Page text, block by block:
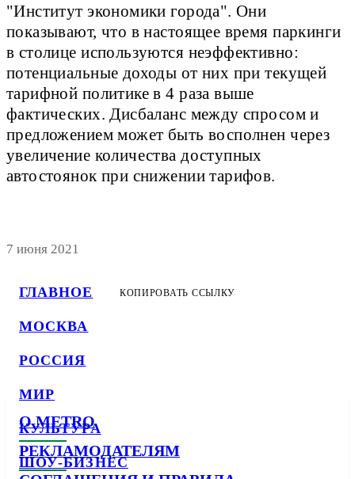
ГЛАВНОЕ
МОСКВА
РОССИЯ
МИР
КУЛЬТУРА
ШОУ-БИЗНЕС
"Институт экономики города". Они
показывают, что в настоящее время паркинги
в столице используются неэффективно:
потенциальные доходы от них при текущей
тарифной политике в 4 раза выше
фактических. Дисбаланс между спросом и
предложением может быть восполнен через
увеличение количества доступных
автостоянок при снижении тарифов.
7 июня 2021
КОПИРОВАТЬ ССЫЛКУ
О METRO
РЕКЛАМОДАТЕЛЯМ